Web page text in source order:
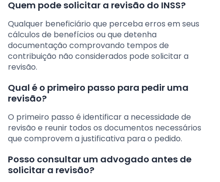
Quem pode solicitar a revisão do INSS?
Qualquer beneficiário que perceba erros em seus
cálculos de benefícios ou que detenha
documentação comprovando tempos de
contribuição não considerados pode solicitar a
revisão.
Qual é o primeiro passo para pedir uma
revisão?
O primeiro passo é identificar a necessidade de
revisão e reunir todos os documentos necessários
que comprovem a justificativa para o pedido.
Posso consultar um advogado antes de
solicitar a revisão?